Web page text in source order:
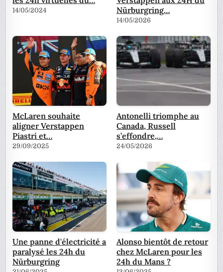
14/05/2024
Nürburgring…
14/05/2026
McLaren souhaite
aligner Verstappen
Piastri et…
29/09/2025
Antonelli triomphe au
Canada, Russell
s’effondre,…
24/05/2026
Une panne d'électricité a
paralysé les 24h du
Nürburgring
Alonso bientôt de retour
chez McLaren pour les
24h du Mans ?